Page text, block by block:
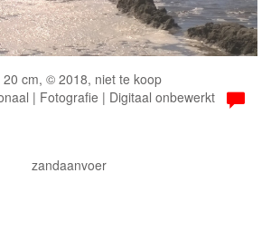
20 cm, © 2018, niet te koop
| Fotografie | Digitaal onbewerkt
zandaanvoer